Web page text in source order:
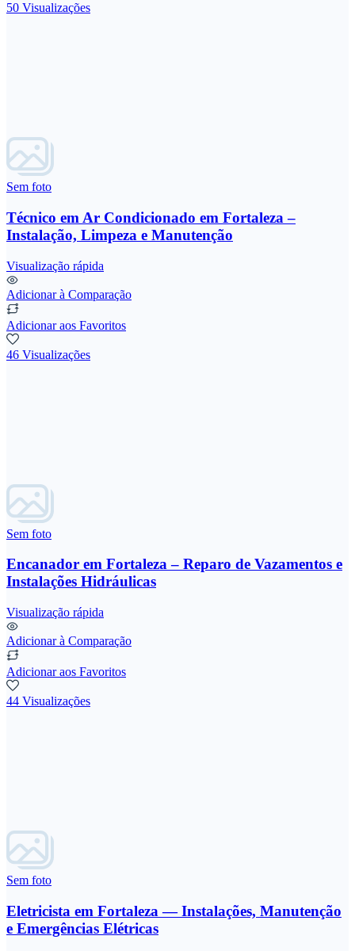
50 Visualizações
Sem foto
Técnico em Ar Condicionado em Fortaleza –
Instalação, Limpeza e Manutenção
Visualização rápida
Adicionar à Comparação
Adicionar aos Favoritos
46 Visualizações
Sem foto
Encanador em Fortaleza – Reparo de Vazamentos e
Instalações Hidráulicas
Visualização rápida
Adicionar à Comparação
Adicionar aos Favoritos
44 Visualizações
Sem foto
Eletricista em Fortaleza — Instalações, Manutenção
e Emergências Elétricas